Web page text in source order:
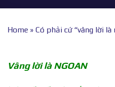
Home » Có phải cứ “vâng lời là
Vâng lời là NGOAN